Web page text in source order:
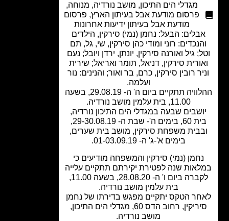
מגדלי הים התיכון, מושב נורדיה, מנוחה,
פרסום מודעת אבל בעיתון הארץ,פרסום
מודעת אבל בעיתון ידיעות אחרונות
הבעל: נחמן (נמי) סירקין, הילדים
רוני ומודי כהן סירקין, שי, גל, תם
גיל ואורנה סירקין, יונתן, ירדן ויובל; נעם
סירקין, דניאל, תומר ואריאל; שירית
רובין סירקין, כרם, בר ואור; והנינים: נור
ההלוויה תתקיים ביום ה' ה- 29.08.19, בשעה
שבעה במגדלי הים התיכון נורדיה,
בית 60, בימים ה'- שבת ה- 29-30.08.19,
משפחת סירקין, מושב בית שערים,
בימים א'-ג' ה- 01-03.09.19.
(נמי) סירקין והמשפחה מודיעים כי
שנה לפטירת יקירתם תתקיים עלייה
לקברה ביום ו' ה- 28.08.20, בשעה 11.00,
בית עלמין מושב נורדיה.
הטקס יתקיים מפגש בדירתו של נחמן
סיריקין, רחוב הדס 60, מגדלי הים התיכון,
מושב נורדיה.